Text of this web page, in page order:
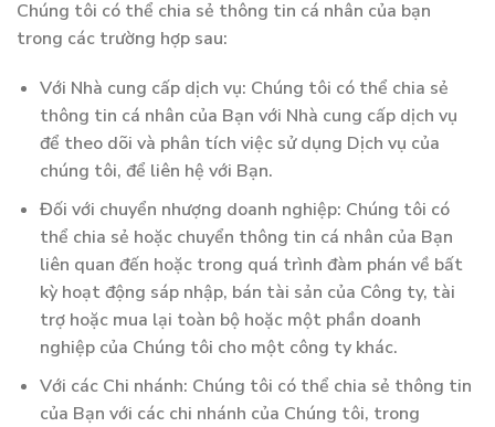
Chúng tôi có thể chia sẻ thông tin cá nhân của bạn
trong các trường hợp sau:
Với Nhà cung cấp dịch vụ: Chúng tôi có thể chia sẻ
thông tin cá nhân của Bạn với Nhà cung cấp dịch vụ
để theo dõi và phân tích việc sử dụng Dịch vụ của
chúng tôi, để liên hệ với Bạn.
Đối với chuyển nhượng doanh nghiệp: Chúng tôi có
thể chia sẻ hoặc chuyển thông tin cá nhân của Bạn
liên quan đến hoặc trong quá trình đàm phán về bất
kỳ hoạt động sáp nhập, bán tài sản của Công ty, tài
trợ hoặc mua lại toàn bộ hoặc một phần doanh
nghiệp của Chúng tôi cho một công ty khác.
Với các Chi nhánh: Chúng tôi có thể chia sẻ thông tin
của Bạn với các chi nhánh của Chúng tôi, trong